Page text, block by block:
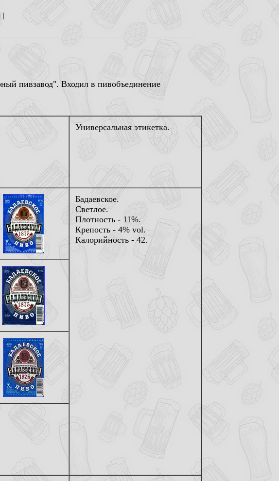
|
пивзавод". Входил в пивобъединение
Универсальная этикетка.
Бадаевское.
Светлое.
Плотность - 11%.
Крепость - 4% vol.
Калорийность - 42.